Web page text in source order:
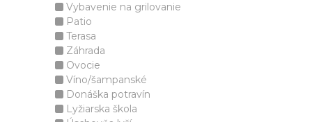
Vybavenie na grilovanie
Patio
Terasa
Záhrada
Ovocie
Víno/šampanské
Donáška potravín
Lyžiarska škola